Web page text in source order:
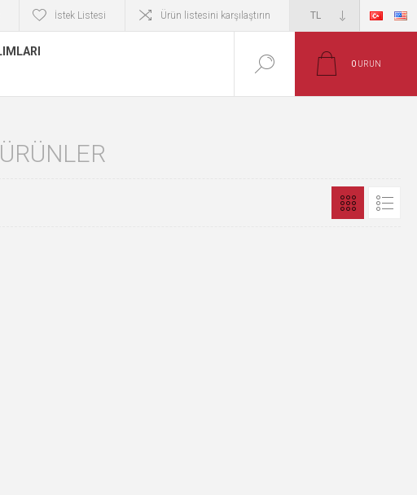
İstek Listesi Ürün listesini karşılaştırın
0 ÜRÜN